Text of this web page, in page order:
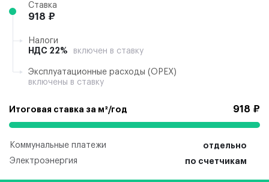
Ставка
918 ₽
Налоги
НДС 22%
включен в ставку
Эксплуатационные расходы (ОРЕХ)
включены в ставку
Итоговая ставка за м²/год 918 ₽
Коммунальные платежи
отдельно
Электроэнергия
по счетчикам